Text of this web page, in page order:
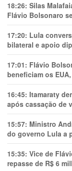
18:26: Silas
Flávio Bolsonaro
17:20: Lula
bilateral e apoio
17:01: Flávio
beneficiam os
16:45: Itamaraty
após cassação de
15:57: Ministro
do governo Lula a
15:35: Vice de
repasse de R$ 6